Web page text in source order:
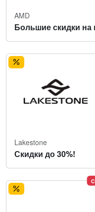
AMD
Большие скидки на
Lakestone
Скидки до 30%!